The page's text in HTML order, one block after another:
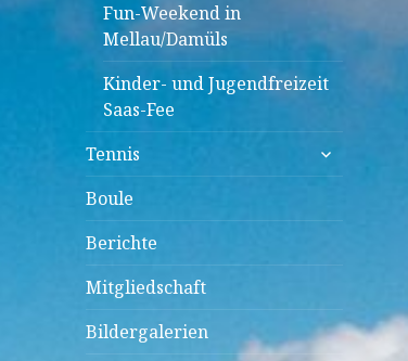
Fun-Weekend in
Mellau/Damüls
Kinder- und Jugendfreizeit
Saas-Fee
Tennis
untermenü
anzeigen
Boule
Berichte
Mitgliedschaft
Bildergalerien